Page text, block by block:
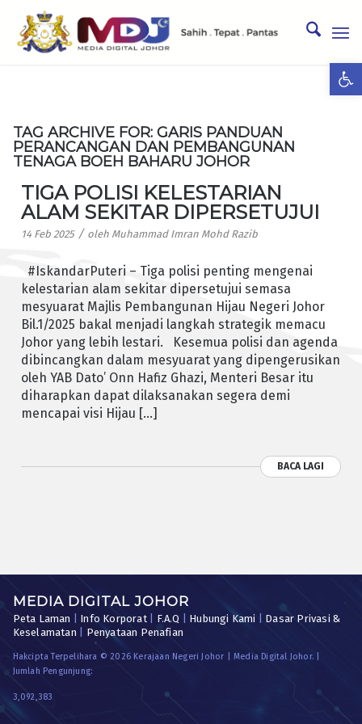
TAG ARCHIVE FOR: GARIS PANDUAN
PERANCANGAN DAN PEMBANGUNAN
TENAGA BOEH BAHARU JOHOR
TIGA POLISI KELESTARIAN
ALAM SEKITAR DIPERSETUJUI
14 Feb 2025 / oleh Muhammad Imran Mohd Razib
#IskandarPuteri – Tiga polisi penting mengenai
kelestarian alam sekitar dipersetujui semasa
mesyuarat Majlis Pembangunan Hijau Negeri Johor
Bil.1/2025 bakal menjadi langkah strategik memacu
Johor yang lebih lestari. Kesemua polisi dan agenda
dibincangkan dalam mesyuarat yang dipengerusikan
oleh YAB Dato’ Onn Hafiz Ghazi, Menteri Besar itu
diharapkan dapat dilaksanakan segera demi
mencapai visi Hijau […]
BACA LAGI
MEDIA DIGITAL JOHOR
Peta Laman Info Korporat| F.A.Q Hubungi Kami
Dasar Privasi &
Keselamatan
Penyataan Penafian
Hakcipta Terpelihara © 2026 Kerajaan Negeri Johor | Media Digital Johor. |
Jumlah Pengunjung:
3,092,383